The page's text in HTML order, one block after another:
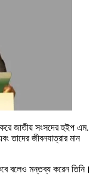
জাতীয় সংসদের হুইপ এম.
তাদের জীবনযাত্রার মান
বলেও মন্তব্য করেন তিনি।